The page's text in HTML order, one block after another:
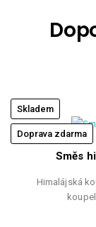
Skladem
Doprava zdarma
Směs
Himalájská